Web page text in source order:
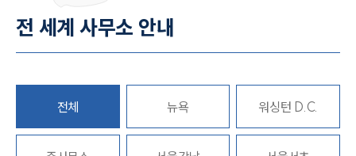
팀소개
대륜의 강점
오시는 길
고객의 소리
통합검색
AI대륜
전 세계 사무소 안내
전체 뉴욕 워싱턴 D.C.